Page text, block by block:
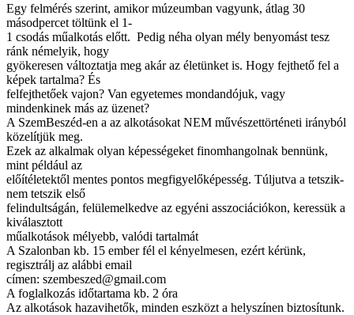
Egy felmérés szerint, amikor múzeumban vagyunk, átlag 30
másodpercet töltünk el 1-
1 csodás műalkotás előtt. Pedig néha olyan mély benyomást tesz
ránk némelyik, hogy
gyökeresen változtatja meg akár az életünket is. Hogy fejthető fel a
képek tartalma? És
felfejthetőek vajon? Van egyetemes mondandójuk, vagy
mindenkinek más az üzenet?
A SzemBeszéd-en a az alkotásokat NEM művészettörténeti irányból
közelítjük meg.
Ezek az alkalmak olyan képességeket finomhangolnak bennünk,
mint például az
előítéletektől mentes pontos megfigyelőképesség. Túljutva a tetszik-
nem tetszik első
felindultságán, felülemelkedve az egyéni asszociációkon, keressük a
kiválasztott
műalkotások mélyebb, valódi tartalmát
A Szalonban kb. 15 ember fél el kényelmesen, ezért kérünk,
regisztrálj az alábbi email
címen: szembeszed@gmail.com
A foglalkozás időtartama kb. 2 óra
Az alkotások hazavihetők, minden eszközt a helyszínen biztosítunk.